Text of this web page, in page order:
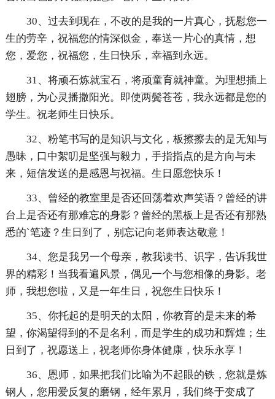
30、过去到现在，不改的是我的一片真心，抚慰您一
生的劳辛，祝福您的情深似金，奉送一片心的真情，想
您，爱您，祝福您，生日快乐，幸福到永远。
31、将顽石炼就宝石，将顽童育就神童。为理想插上
翅膀，为心灵播撒阳光。即使两鬓苍苍，我永远都是您的
学生。祝老师生日快乐。
32、粉笔书写的是知识与文化，板擦擦去的是无知与
愚昧，口中絮叨是坚强与毅力，手指指点的是方向与未
来，短信发送的是感恩与祝福。生日愿您快乐！
33、曾经的教室里是否还回荡着欢声笑语？曾经的讲
台上是否还有那难忘的身影？曾经的黑板上是否还有那熟
悉的`笔迹？生日到了，别忘记向老师表达敬意！
34、您是我另一个母亲，教我读书、识字，告诉我世
界的精彩！当我看遍风景，偶见一个与您相像的身影。老
师，我想您啦，又是一年生日，祝您生日快乐！
35、你托起的是明天的太阳，你教育的是未来的希
望，你渴望得到的不是名利，而是学生的成功和辉煌；生
日到了，祝愿送上，祝老师你身体健康，快乐永享！
36、恩师，如果把我们比喻为不起眼的铁，您就是炼
钢人，您用爱反复的磨钢，经年累月，我们终于变成了